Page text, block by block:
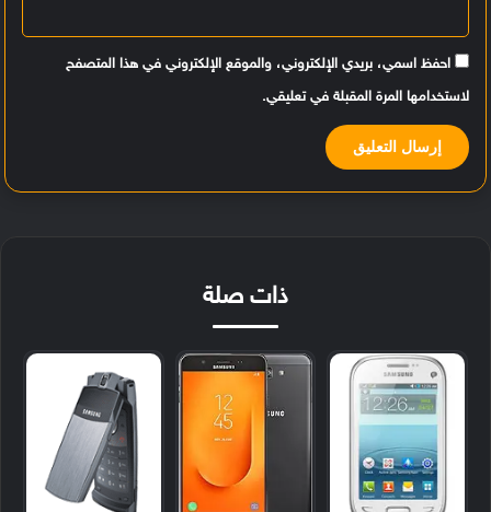
احفظ اسمي، بريدي الإلكتروني، والموقع الإلكتروني في هذا المتصفح
لاستخدامها المرة المقبلة في تعليقي.
ذات صلة